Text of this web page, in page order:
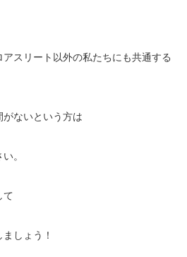
スリート以外の私たちにも共通する
ないという方は
。
て
しょう！